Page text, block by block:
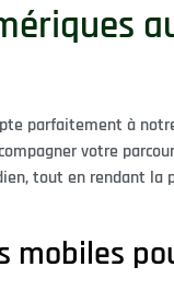
parfaitement à
votre
tout en rendant la
mobiles